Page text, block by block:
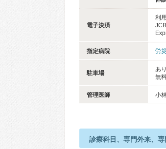
電子決済
利
指定病院 労
駐車場
あり
無
管理医師 小
診療科目、専門外来、